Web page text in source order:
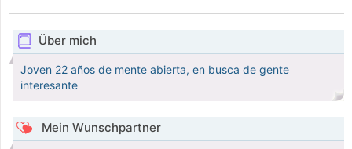
Über mich
Joven 22 años de mente abierta, en busca de gente
interesante
Mein Wunschpartner